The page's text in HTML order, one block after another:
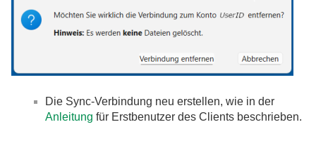
Die Sync-Verbindung neu erstellen, wie in der
Anleitung für Erstbenutzer des Clients beschrieben.